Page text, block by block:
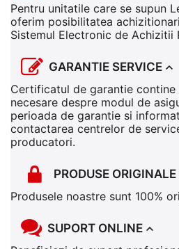
Pentru unitatile care se supun
oferim posibilitatea
Sistemul Electronic de Achizitii
GARANTIE SERVICE
Certificatul de garantie
necesare despre modul de
perioada de garantie si
contactarea centrelor de
producatori.
PRODUSE ORIGINALE
Produsele noastre sunt 100%
SUPORT ONLINE